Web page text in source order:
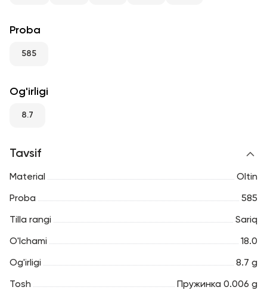
Proba
585
Og'irligi
8.7
Tavsif
Material Oltin
Proba 585
Tilla rangi Sariq
O'lchami 18.0
Og'irligi 8.7 g
Tosh Пружинка 0.006 g